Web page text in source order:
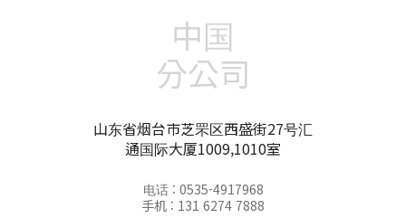
中国
分公司
山东省烟台市芝罘区西盛街27号汇
通国际大厦1009,1010室
电话 : 0535-4917968
手机 : 131 6274 7888